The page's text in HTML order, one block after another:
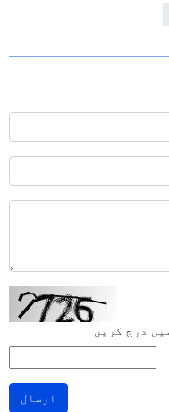
درج کریں
ارسال